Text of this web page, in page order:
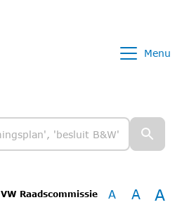
Menu
VW Raadscommissie A A A